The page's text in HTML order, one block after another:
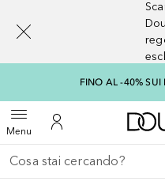
FINO AL -40% SUI
MenuApri menuAl Mio Account
Torna indietro
Esegui ricerca